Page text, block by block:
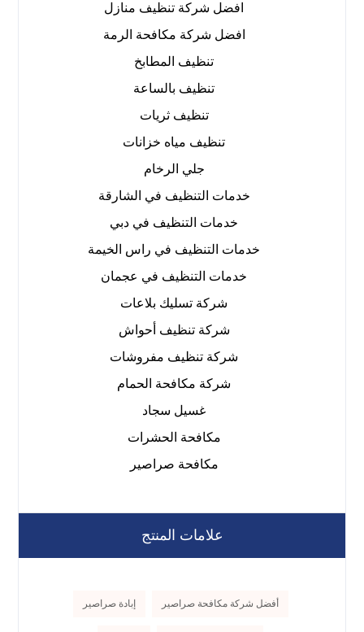
افضل شركة تنظيف منازل
افضل شركة مكافحة الرمة
تنظيف المطابخ
تنظيف بالساعة
تنظيف ثريات
تنظيف مياه خزانات
جلي الرخام
خدمات التنظيف في الشارقة
خدمات التنظيف في دبي
خدمات التنظيف في راس الخيمة
خدمات التنظيف في عجمان
شركة تسليك بلاعات
شركة تنظيف أحواش
شركة تنظيف مفروشات
شركة مكافحة الحمام
غسيل سجاد
مكافحة الحشرات
مكافحة صراصير
علامات المنتج
أفضل شركة مكافحة صراصير إبادة صراصير